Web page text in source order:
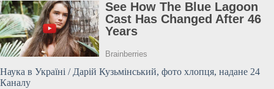
Наука в Україні / Дарій Кузьмінський, фото хлопця, надане 24
Каналу